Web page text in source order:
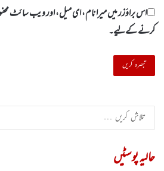
اس براؤزر میں میرا نام، ای میل، اور ویب سائٹ
کرنے کےلیے۔
حالیہ پوسٹیں